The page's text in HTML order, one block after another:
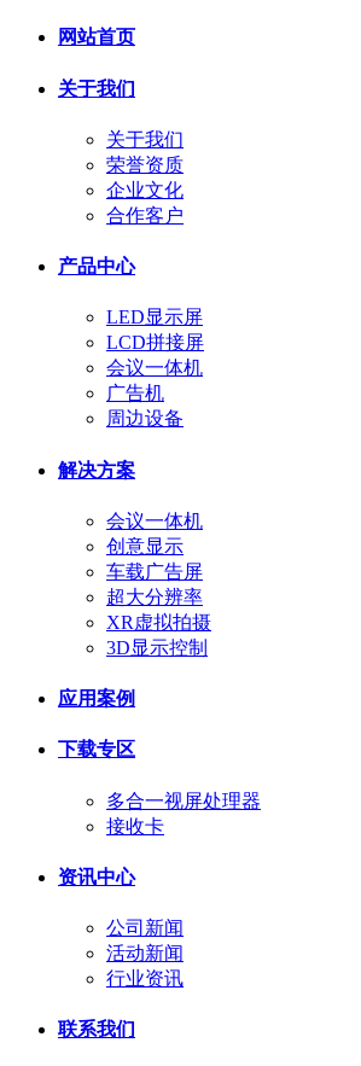
网站首页
关于我们
关于我们
荣誉资质
企业文化
合作客户
产品中心
LED显示屏
LCD拼接屏
会议一体机
广告机
周边设备
解决方案
会议一体机
创意显示
车载广告屏
超大分辨率
XR虚拟拍摄
3D显示控制
应用案例
下载专区
多合一视屏处理器
接收卡
资讯中心
公司新闻
活动新闻
行业资讯
联系我们